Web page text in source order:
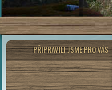
PŘIPRAVILI JSME PRO VÁS